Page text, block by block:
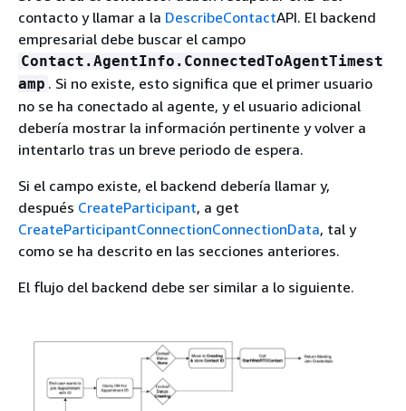
contacto y llamar a la DescribeContactAPI. El backend
empresarial debe buscar el campo
Contact.AgentInfo.ConnectedToAgentTimest
amp . Si no existe, esto significa que el primer usuario
no se ha conectado al agente, y el usuario adicional
debería mostrar la información pertinente y volver a
intentarlo tras un breve periodo de espera.
Si el campo existe, el backend debería llamar y,
después CreateParticipant, a get
CreateParticipantConnectionConnectionData, tal y
como se ha descrito en las secciones anteriores.
El flujo del backend debe ser similar a lo siguiente.